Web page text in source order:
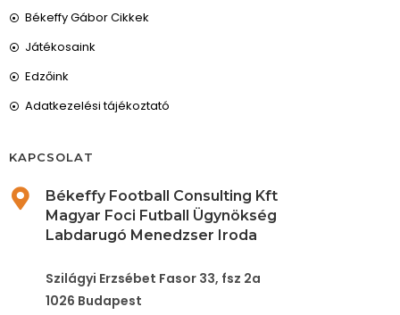
Békeffy Gábor Cikkek
Játékosaink
Edzőink
Adatkezelési tájékoztató
KAPCSOLAT
Békeffy Football Consulting Kft
Magyar Foci Futball Ügynökség
Labdarugó Menedzser Iroda
Szilágyi Erzsébet Fasor 33, fsz 2a
1026 Budapest